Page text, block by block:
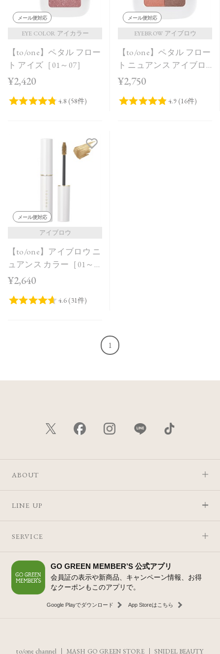
メール便対応
EYE COLOR アイカラー
【to/one】ペタル フロー
ト アイズ［01～07］
¥2,420
メール便対応
EYEBROW アイブロウ
【to/one】ペタル フロー
ト ニュアンス アイブロ
ウ［01,02］
¥2,750
メール便対応
アイブロウ
【to/one】アイブロウ ニ
ュアンス カラー［01～
03］
¥2,640
1
ABOUT
LINE UP
SERVICE
GO GREEN MEMBER’S 公式アプリ
会員証の表示や新商品、キャンペーン情報、お得
なクーポンもこのアプリで。
Google Playでダウンロード App Storeはこちら
to/one channel MASH GO GREEN STORE SNIDEL BEAUTY